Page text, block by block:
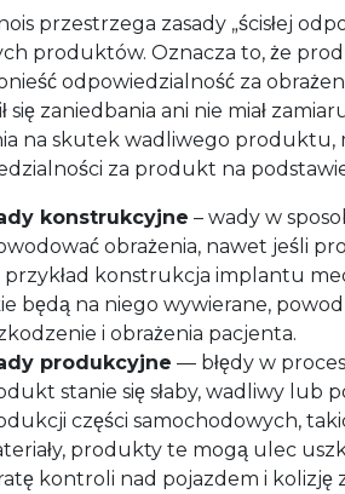
przestrzega zasady „ścisłej
produktów. Oznacza to, że
odpowiedzialność za
się zaniedbania ani nie miał
na skutek wadliwego produktu,
za produkt na
konstrukcyjne – wady w
obrażenia, nawet jeśli
przykład konstrukcja implantu
będą na niego wywierane,
i obrażenia pacjenta.
produkcyjne — błędy w
stanie się słaby, wadliwy lub
części samochodowych,
produkty te mogą ulec
kontroli nad pojazdem i kolizję